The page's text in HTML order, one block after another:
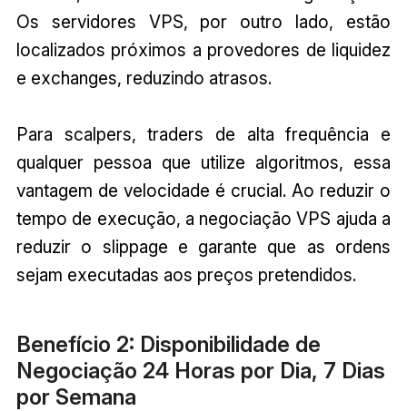
Os servidores VPS, por outro lado, estão
localizados próximos a provedores de liquidez
e exchanges, reduzindo atrasos.
Para scalpers, traders de alta frequência e
qualquer pessoa que utilize algoritmos, essa
vantagem de velocidade é crucial. Ao reduzir o
tempo de execução, a negociação VPS ajuda a
reduzir o slippage e garante que as ordens
sejam executadas aos preços pretendidos.
Benefício 2: Disponibilidade de
Negociação 24 Horas por Dia, 7 Dias
por Semana